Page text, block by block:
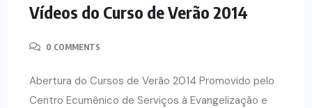
Vídeos do Curso de Verão 2014
0 COMMENTS
Abertura do Cursos de Verão 2014 Promovido pelo
Centro Ecumênico de Serviços à Evangelização e